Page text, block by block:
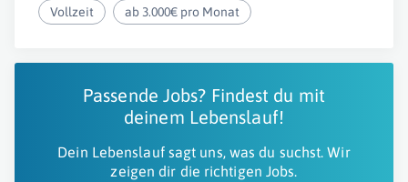
Vollzeit ab 3.000€ pro Monat
Passende Jobs? Findest du mit
deinem Lebenslauf!
Dein Lebenslauf sagt uns, was du suchst. Wir
zeigen dir die richtigen Jobs.